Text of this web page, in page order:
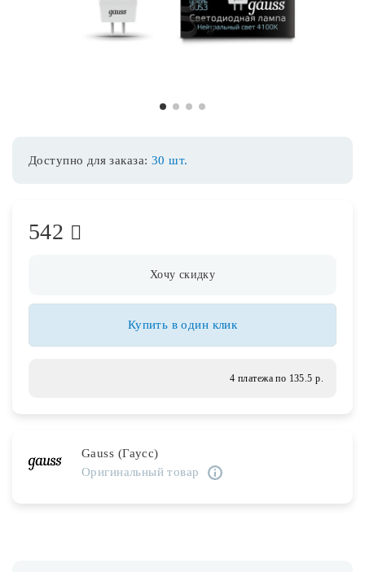
Светодиодная лента
Предметы интерьера
1 2 3
Доступно для заказа: 30 шт.
542
Хочу скидку
Купить в один клик
4 платежа по 135.5 р.
Gauss (Гаусс)
Оригинальный товар